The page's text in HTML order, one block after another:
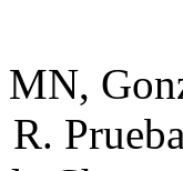
MN,